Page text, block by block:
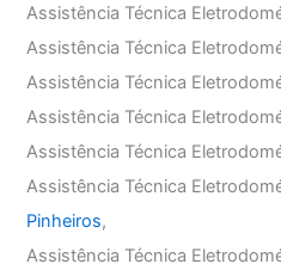
Assistência Técnica
Assistência Técnica
Assistência Técnica
Assistência Técnica
Assistência Técnica
Assistência Técnica
Pinheiros,
Assistência Técnica